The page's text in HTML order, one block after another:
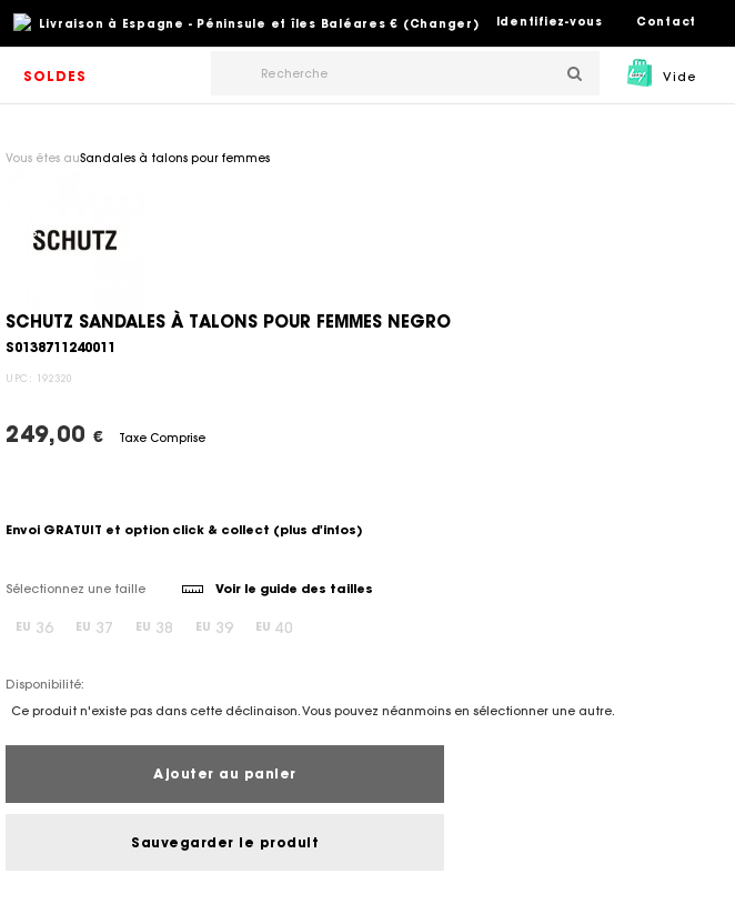
Contact
Identifiez-vous
Livraison à Espagne - Péninsule et îles Baléares € (Changer)
Vide
SOLDES
Vous êtes auSandales à talons pour femmes
SCHUTZ SANDALES À TALONS POUR FEMMES NEGRO
S0138711240011
UPC: 192320
249,00 € Taxe Comprise
Envoi GRATUIT et option click & collect (plus d'infos)
Sélectionnez une taille Voir le guide des tailles
EU 36 EU 37 EU 38 EU 39 EU 40
Disponibilité:
Ce produit n'existe pas dans cette déclinaison. Vous pouvez néanmoins en sélectionner une autre.
Ajouter au panier
Sauvegarder le produit